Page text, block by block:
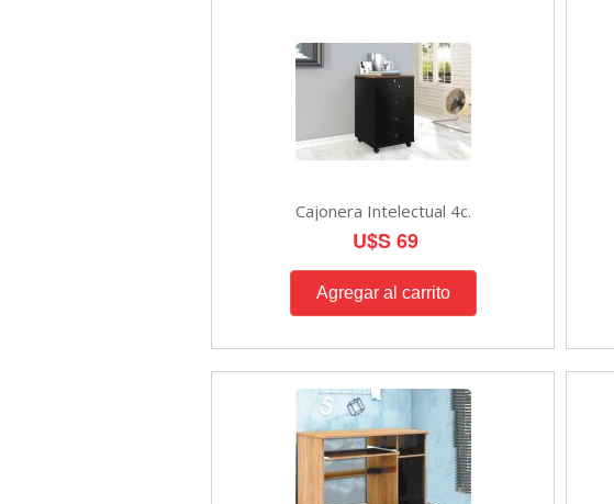
Cajonera Intelectual 4c.
U$S 69